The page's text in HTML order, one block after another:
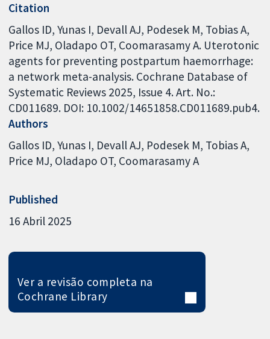
Citation
Gallos ID, Yunas I, Devall AJ, Podesek M, Tobias A,
Price MJ, Oladapo OT, Coomarasamy A. Uterotonic
agents for preventing postpartum haemorrhage:
a network meta-analysis. Cochrane Database of
Systematic Reviews 2025, Issue 4. Art. No.:
CD011689. DOI: 10.1002/14651858.CD011689.pub4.
Authors
Gallos ID Yunas I Devall AJ Podesek M Tobias A
Price MJ Oladapo OT Coomarasamy A
Published
16 Abril 2025
Ver a revisão completa na
Cochrane Library